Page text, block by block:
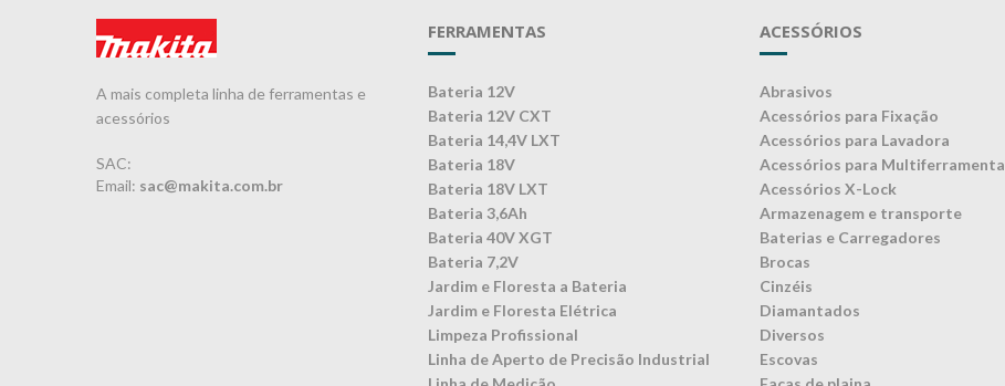
A mais completa linha de ferramentas e
acessórios
SAC:
Email: sac@makita.com.br
FERRAMENTAS
Bateria 12V
Bateria 12V CXT
Bateria 14,4V LXT
Bateria 18V
Bateria 18V LXT
Bateria 3,6Ah
Bateria 40V XGT
Bateria 7,2V
Jardim e Floresta a Bateria
Jardim e Floresta Elétrica
Limpeza Profissional
Linha de Aperto de Precisão Industrial
ACESSÓRIOS
Abrasivos
Acessórios para Fixação
Acessórios para Lavadora
Acessórios para Multiferramenta
Acessórios X-Lock
Armazenagem e transporte
Baterias e Carregadores
Brocas
Cinzéis
Diamantados
Diversos
Escovas